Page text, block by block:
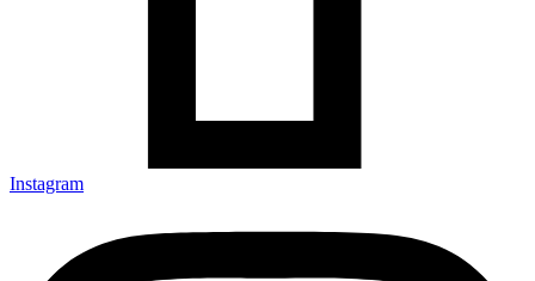
Instagram